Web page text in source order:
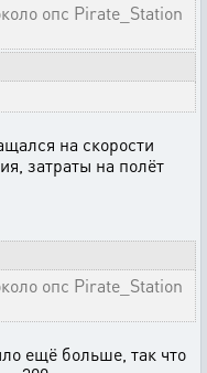
опс Pirate_Station
на скорости
затраты на полёт
опс Pirate_Station
ещё больше, так что